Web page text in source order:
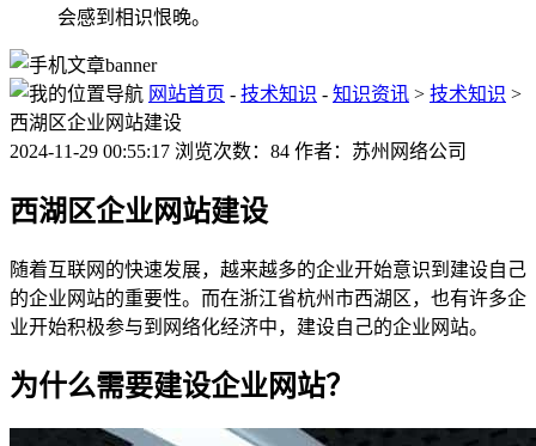
会感到相识恨晚。
网站首页 - 技术知识 - 知识资讯 > 技术知识 >
西湖区企业网站建设
2024-11-29 00:55:17 浏览次数：84 作者：苏州网络公司
西湖区企业网站建设
随着互联网的快速发展，越来越多的企业开始意识到建设自己
的企业网站的重要性。而在浙江省杭州市西湖区，也有许多企
业开始积极参与到网络化经济中，建设自己的企业网站。
为什么需要建设企业网站？